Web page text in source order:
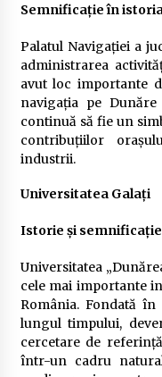
Semnificație în
Palatul Navigației a
administrarea
avut loc importante
navigația pe
continuă să fie un
contribuțiilor
industrii.
Universitatea Galați
Istorie și semnificație
Universitatea
cele mai importante
România. Fondată în
lungul timpului,
cercetare de
într-un cadru